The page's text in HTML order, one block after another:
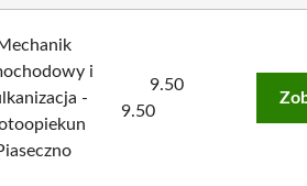
i
-
9.50
9.50